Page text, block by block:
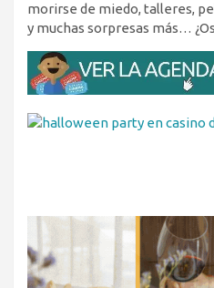
morirse de miedo, talleres,
y muchas sorpresas más…